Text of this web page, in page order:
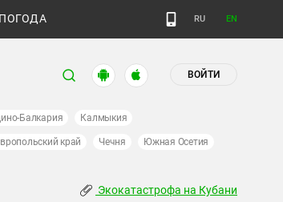
ПОГОДА RU EN
ВОЙТИ
Балкария Калмыкия
край Чечня Южная Осетия
Экокатастрофа на Кубани